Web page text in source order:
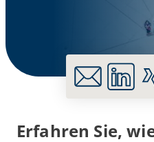
Erfahren Sie,